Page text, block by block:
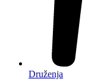
Druženja